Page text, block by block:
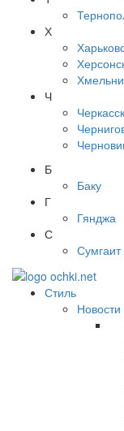
Х
Ч
Б
Баку
Г
Гянджа
С
Сумгаит
Стиль
Новости